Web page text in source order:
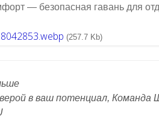
— безопасная гавань для
8042853.webp (257.7 Kb)
в ваш потенциал,